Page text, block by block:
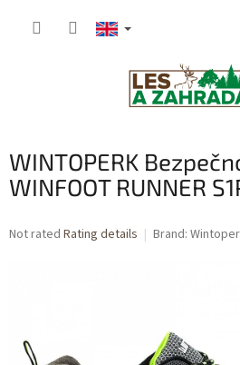
WINTOPERK
WINFOOT RUNNER
The
out
Not rated Rating details Brand: